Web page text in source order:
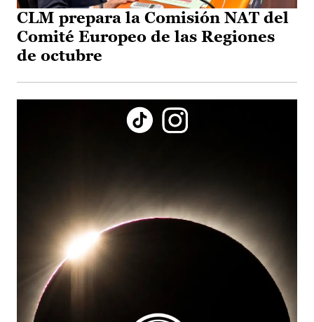
CLM prepara la Comisión NAT del
Comité Europeo de las Regiones
de octubre